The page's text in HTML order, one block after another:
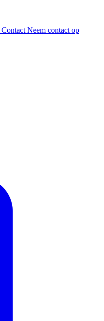
Contact Neem contact op